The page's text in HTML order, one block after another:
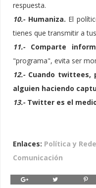
respuesta.
10.- Humaniza. El
tienes que transmitir a
11.-
Comparte
"programa", evita ser
12.- Cuando twittees,
alguien haciendo
13.- Twitter es el
Enlaces: Política y
Comunicación